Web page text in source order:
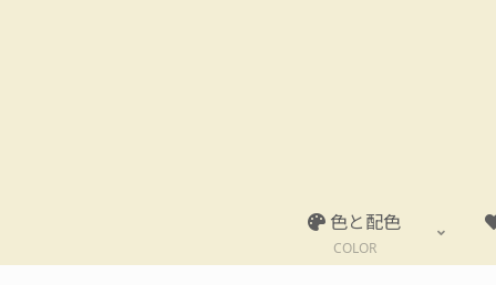
色と配色
COLOR